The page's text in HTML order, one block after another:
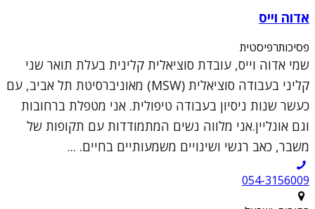
אדוה וייס
פסיכותרפיסטית
שמי אדוה וייס, עובדת סוציאלית קלינית בעלת תואר שני
קליני בעבודה סוציאלית (MSW) מאוניברסיטת תל אביב, עם
כעשר שנות ניסיון בעבודה טיפולית. אני מטפלת ברחובות
וגם אונליין.אני מלווה נשים המתמודדות עם תקופות של
משבר, כאב רגשי ושינויים משמעותיים בחיים. ...
054-3156009